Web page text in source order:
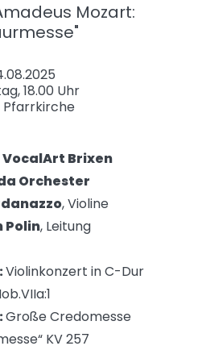
Mozart:
18.00 Uhr
Pfarrkirche
VocalArt Brixen
Orchester
, Violine
Polin, Leitung
Violinkonzert in C-Dur
Große Credomesse
KV 257